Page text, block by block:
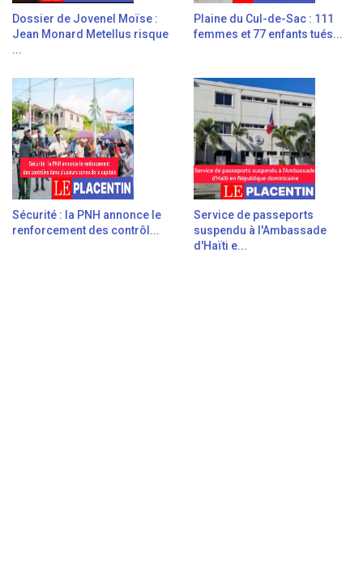
Dossier de Jovenel Moïse :
Jean Monard Metellus risque
...
Plaine du Cul-de-Sac : 111
femmes et 77 enfants tués...
Sécurité : la PNH annonce le
renforcement des contrôl...
Service de passeports
suspendu à l'Ambassade
d'Haïti e...